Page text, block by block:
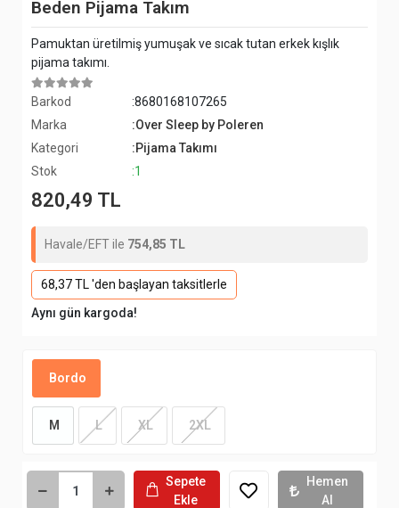
Beden Pijama Takım
Pamuktan üretilmiş yumuşak ve sıcak tutan erkek kışlık
pijama takımı.
Barkod
:8680168107265
Marka
:Over Sleep by Poleren
Kategori
:Pijama Takımı
Stok
:1
820,49 TL
Havale/EFT ile 754,85 TL
68,37 TL 'den başlayan taksitlerle
Aynı gün kargoda!
Bordo
M L XL 2XL
Sepete
Ekle
Hemen
Al